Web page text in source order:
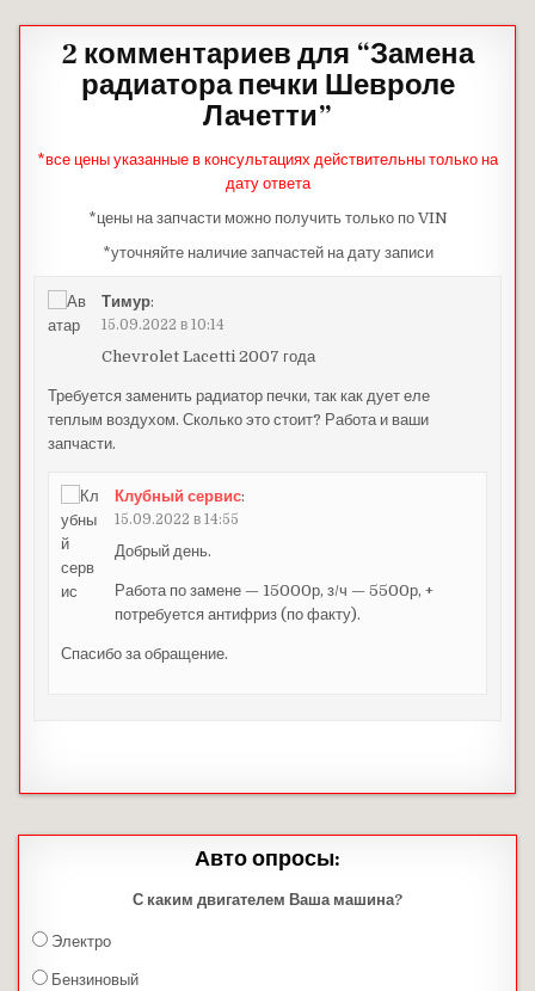
2 комментариев для “Замена
радиатора печки Шевроле
Лачетти”
*все цены указанные в консультациях действительны только на
дату ответа
*цены на запчасти можно получить только по VIN
*уточняйте наличие запчастей на дату записи
Тимур:
15.09.2022 в 10:14
Chevrolet Lacetti 2007 года
Требуется заменить радиатор печки, так как дует еле
теплым воздухом. Сколько это стоит? Работа и ваши
запчасти.
Клубный сервис:
15.09.2022 в 14:55
Добрый день.
Работа по замене — 15000р, з/ч — 5500р, +
потребуется антифриз (по факту).
Спасибо за обращение.
Авто опросы:
С каким двигателем Ваша машина?
Электро
Бензиновый